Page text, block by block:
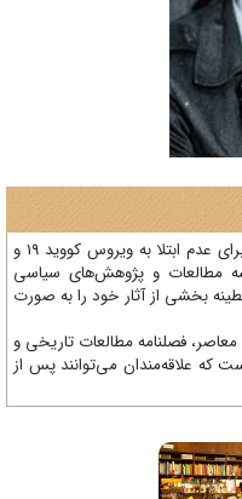
با توجه به نیاز به تداوم مراقبت‌های بهداشتی برای عدم ابتلا به ویروس کووید 19 و
و پژوهش‌های سیاسی
بخشی از آثار خود را به صورت
فصلنامه‌ مطالعات تاریخی و
علاقه‌مندان می‌توانند پس از